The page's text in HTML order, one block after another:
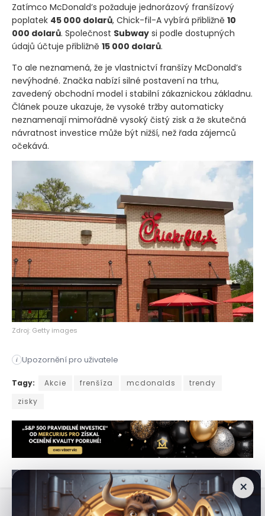
Zatímco McDonald’s požaduje jednorázový franšízový
poplatek 45 000 dolarů, Chick-fil-A vybírá přibližně 10
000 dolarů. Společnost Subway si podle dostupných
údajů účtuje přibližně 15 000 dolarů.
To ale neznamená, že je vlastnictví franšízy McDonald’s
nevýhodné. Značka nabízí silné postavení na trhu,
zavedený obchodní model i stabilní zákaznickou základnu.
Článek pouze ukazuje, že vysoké tržby automaticky
neznamenají mimořádně vysoký čistý zisk a že skutečná
návratnost investice může být nižší, než řada zájemců
očekává.
Zdroj: Getty images
i Upozornění pro uživatele
McDonald's patří mezi nejúspěšnější restaurační
Tagy: Akcie frenšíza mcdonalds
trendy
zisky
×